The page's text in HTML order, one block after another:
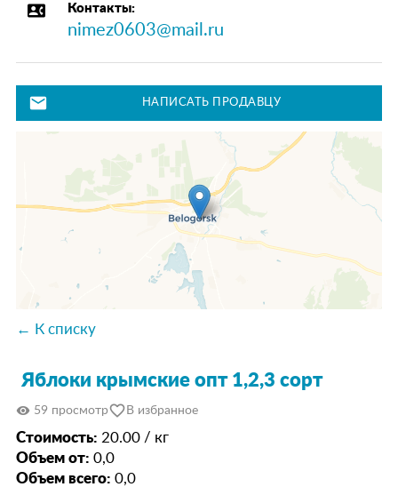
contact_phone Контакты:
nimez0603@mail.ru
mail НАПИСАТЬ ПРОДАВЦУ
← К списку
Яблоки крымские опт 1,2,3 сорт
visibility 59 просмотрfavorite_border В избранное
Стоимость: 20.00 / кг
Объем от: 0,0
Объем всего: 0,0